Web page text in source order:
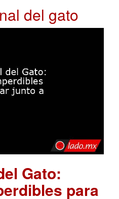
del gato
Gato:
para